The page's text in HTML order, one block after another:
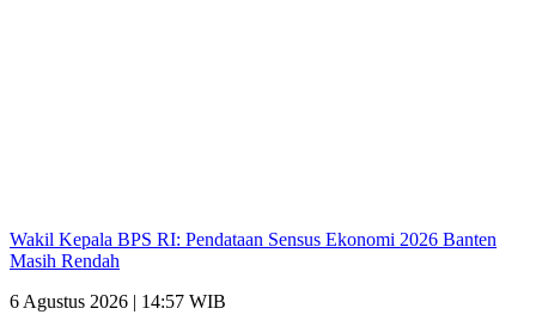
Wakil Kepala BPS RI: Pendataan Sensus Ekonomi 2026 Banten
Masih Rendah
6 Agustus 2026 | 14:57 WIB